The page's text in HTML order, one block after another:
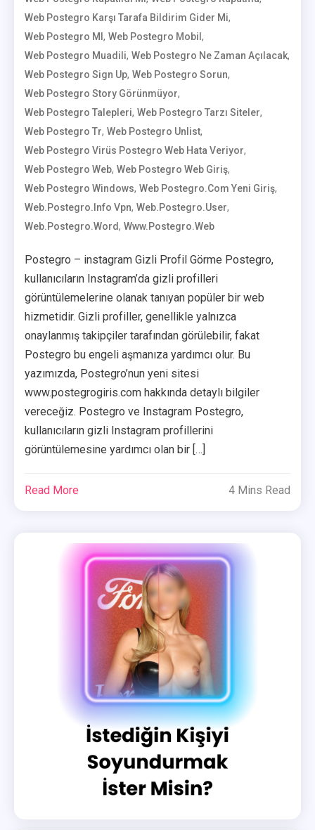
Web Postegro Karşı Tarafa Bildirim Gider Mi,
Web Postegro Ml,Web Postegro Mobil,
Web Postegro Muadili,Web Postegro Ne Zaman Açılacak,
Web Postegro Sign Up,Web Postegro Sorun,
Web Postegro Story Görünmüyor,
Web Postegro Talepleri,Web Postegro Tarzı Siteler,
Web Postegro Tr,Web Postegro Unlist,
Web Postegro Virüs Postegro Web Hata Veriyor,
Web Postegro Web,Web Postegro Web Giriş,
Web Postegro Windows,Web Postegro.com Yeni Giriş,
Web.postegro.info Vpn,Web.postegro.user,
Web.postegro.word,Www.postegro.web
Postegro – instagram Gizli Profil Görme Postegro,
kullanıcıların Instagram’da gizli profilleri
görüntülemelerine olanak tanıyan popüler bir web
hizmetidir. Gizli profiller, genellikle yalnızca
onaylanmış takipçiler tarafından görülebilir, fakat
Postegro bu engeli aşmanıza yardımcı olur. Bu
yazımızda, Postegro’nun yeni sitesi
www.postegrogiris.com hakkında detaylı bilgiler
vereceğiz. Postegro ve Instagram Postegro,
kullanıcıların gizli Instagram profillerini
görüntülemesine yardımcı olan bir […]
Read More 4 Mins Read